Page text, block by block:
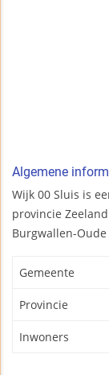
Algemene
Wijk 00 Sluis is
provincie
Burgwallen-
Gemeente
Provincie
Inwoners